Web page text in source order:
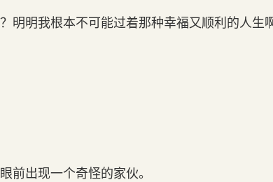
明明我根本不可能过着那种幸福又顺利的人生
前出现一个奇怪的家伙。